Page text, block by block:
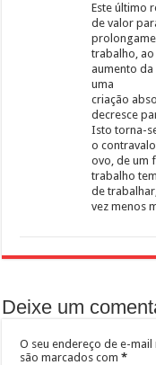
Este último
de valor
trabalho,
aumento
uma
criação
decresce
Isto torna-
o
ovo, de um
trabalho tem
de
vez menos
Deixe um
O seu endereço de e-
são marcados com*